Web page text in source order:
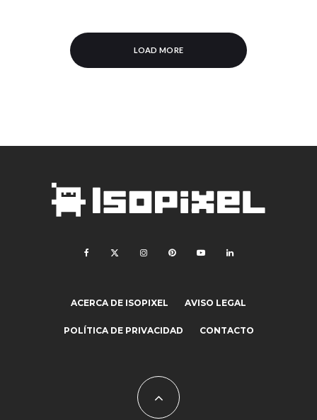
LOAD MORE
ACERCA DE ISOPIXEL AVISO LEGAL
POLÍTICA DE PRIVACIDAD CONTACTO